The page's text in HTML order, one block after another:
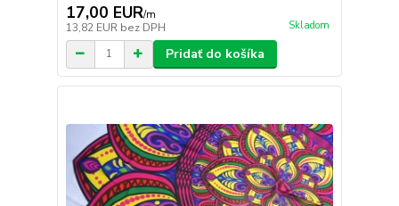
17,00 EUR/m
13,82 EUR bez DPH Skladom
Pridať do košíka